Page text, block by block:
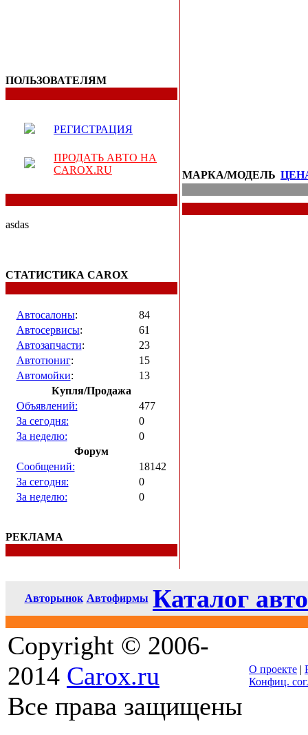
ПОЛЬЗОВАТЕЛЯМ
РЕГИСТРАЦИЯ
ПРОДАТЬ АВТО НА
CAROX.RU
asdas
СТАТИСТИКА CAROX
Автосалоны:
84
Автосервисы:
61
Автозапчасти:
23
Автотюниг:
15
Автомойки:
13
Купля/Продажа
Объявлений:
477
За сегодня:
0
За неделю:
0
Форум
Сообщений:
18142
За сегодня:
0
За неделю:
0
РЕКЛАМА
МАРКА/МОДЕЛЬ
Авторынок Автофирмы Каталог
Copyright © 2006-
2014 Carox.ru
Все права защищены
О проекте |
Конфиц.